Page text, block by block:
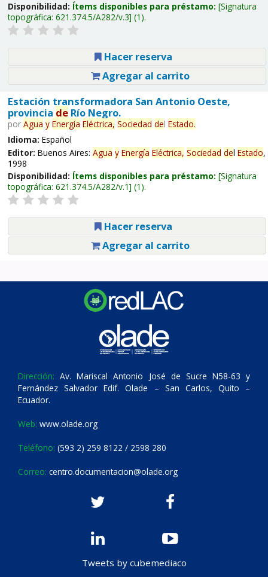
Disponibilidad: Ítems disponibles para préstamo: Signatura
topográfica: 621.374.5/A282/v.3 (1).
Hacer reserva
Agregar al carrito
Estación transformadora San Antonio Oeste,
provincia deRío Negro.
por Agua y Energía Eléctrica, Sociedad del Estado.
Idioma: Español
Editor: Buenos Aires: Agua y Energía Eléctrica, Sociedad del Estado,
1998
Disponibilidad: Ítems disponibles para préstamo: Signatura
topográfica: 621.374.5/A282/v.1 (1).
Hacer reserva
Agregar al carrito
Dirección: Av. Mariscal Antonio José de Sucre N58-63 y
Fernández Salvador Edif. Olade – San Carlos, Quito –
Ecuador.
Web: www.olade.org
Teléfono: (593 2) 259 8122 / 2598 280
Correo: centro.documentacion@olade.org
Tweets by cubemediaco